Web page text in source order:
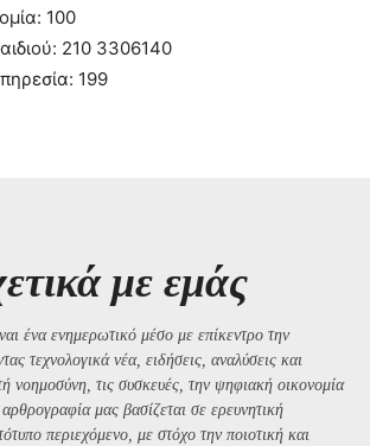
100
210 3306140
199
με εμάς
ένα ενημερωτικό μέσο με επίκεντρο την
τεχνολογικά νέα, ειδήσεις, αναλύσεις και
νοημοσύνη, τις συσκευές, την ψηφιακή οικονομία
μας βασίζεται σε ερευνητική
περιεχόμενο, με στόχο την ποιοτική και